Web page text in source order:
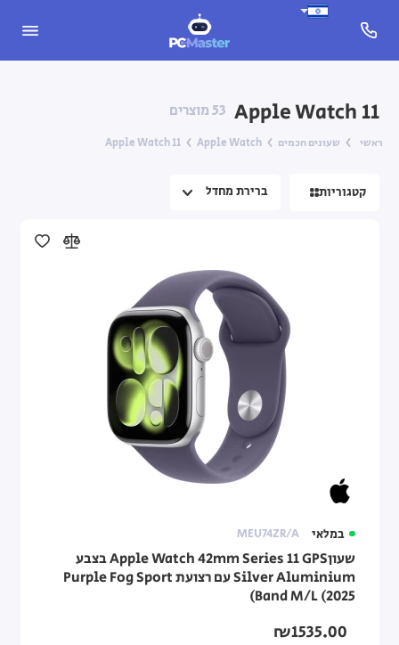
Apple Watch 11 53 מוצרים
ראשי שעונים חכמים Apple Watch
Apple Watch 11 CMF Watch
קטגוריות
במלאי MEU74ZR/A
שעוןApple Watch 42mm Series 11 GPS בצבע
Silver Aluminium עם רצועת Purple Fog Sport
Band M/L (2025)
₪1535.00